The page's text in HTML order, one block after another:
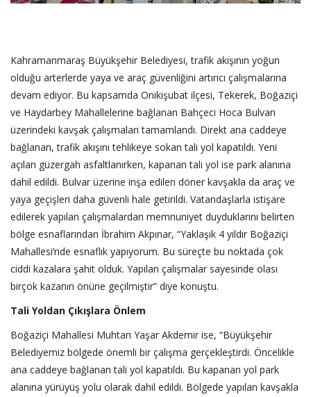
Kahramanmaraş Büyükşehir Belediyesi, trafik akışının yoğun
olduğu arterlerde yaya ve araç güvenliğini artırıcı çalışmalarına
devam ediyor. Bu kapsamda Onikişubat ilçesi, Tekerek, Boğaziçi
ve Haydarbey Mahallelerine bağlanan Bahçeci Hoca Bulvarı
üzerindeki kavşak çalışmaları tamamlandı. Direkt ana caddeye
bağlanan, trafik akışını tehlikeye sokan tali yol kapatıldı. Yeni
açılan güzergah asfaltlanırken, kapanan tali yol ise park alanına
dahil edildi. Bulvar üzerine inşa edilen döner kavşakla da araç ve
yaya geçişleri daha güvenli hale getirildi. Vatandaşlarla istişare
edilerek yapılan çalışmalardan memnuniyet duyduklarını belirten
bölge esnaflarından İbrahim Akpınar, “Yaklaşık 4 yıldır Boğaziçi
Mahallesi’nde esnaflık yapıyorum. Bu süreçte bu noktada çok
ciddi kazalara şahit olduk. Yapılan çalışmalar sayesinde olası
birçok kazanın önüne geçilmiştir” diye konuştu.
Tali Yoldan Çıkışlara Önlem
Boğaziçi Mahallesi Muhtarı Yaşar Akdemir ise, “Büyükşehir
Belediyemiz bölgede önemli bir çalışma gerçekleştirdi. Öncelikle
ana caddeye bağlanan tali yol kapatıldı. Bu kapanan yol park
alanına yürüyüş yolu olarak dahil edildi. Bölgede yapılan kavşakla